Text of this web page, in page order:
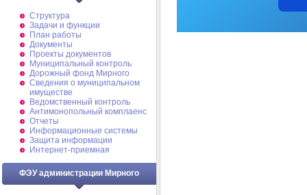
Структура
Задачи и функции
План работы
Документы
Проекты документов
Муниципальный контроль
Дорожный фонд Мирного
Cведения о муниципальном
имуществе
Ведомственный контроль
Антимонопольный комплаенс
Отчеты
Информационные системы
Защита информации
Интернет-приемная
ФЭУ администрации Мирного